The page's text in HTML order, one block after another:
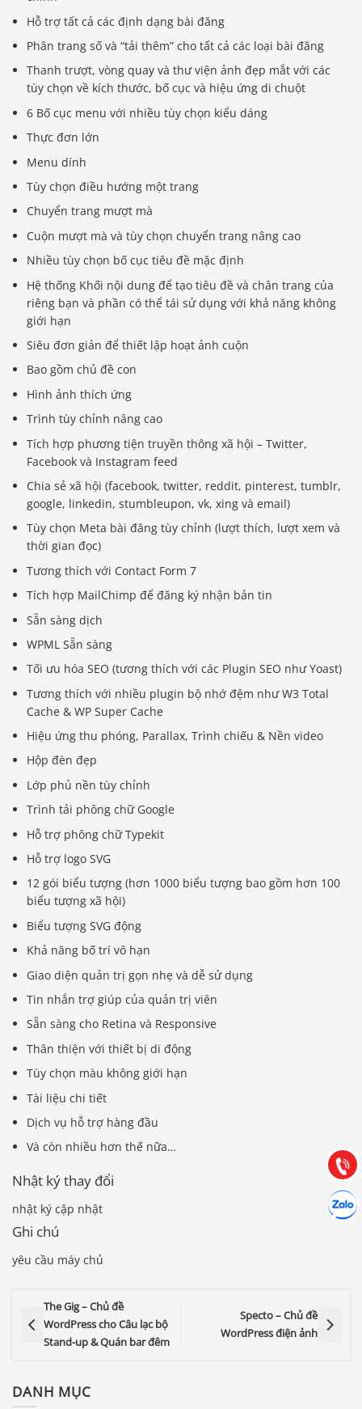
Hỗ trợ tất cả các định dạng bài đăng
Phân trang số và “tải thêm” cho tất cả các loại bài đăng
Thanh trượt, vòng quay và thư viện ảnh đẹp mắt với các
tùy chọn về kích thước, bố cục và hiệu ứng di chuột
6 Bố cục menu với nhiều tùy chọn kiểu dáng
Thực đơn lớn
Menu dính
Tùy chọn điều hướng một trang
Chuyển trang mượt mà
Cuộn mượt mà và tùy chọn chuyển trang nâng cao
Nhiều tùy chọn bố cục tiêu đề mặc định
Hệ thống Khối nội dung để tạo tiêu đề và chân trang của
riêng bạn và phần có thể tái sử dụng với khả năng không
giới hạn
Siêu đơn giản để thiết lập hoạt ảnh cuộn
Bao gồm chủ đề con
Hình ảnh thích ứng
Trình tùy chỉnh nâng cao
Tích hợp phương tiện truyền thông xã hội – Twitter,
Facebook và Instagram feed
Chia sẻ xã hội (facebook, twitter, reddit, pinterest, tumblr,
google, linkedin, stumbleupon, vk, xing và email)
Tùy chọn Meta bài đăng tùy chỉnh (lượt thích, lượt xem và
thời gian đọc)
Tương thích với Contact Form 7
Tích hợp MailChimp để đăng ký nhận bản tin
Sẵn sàng dịch
WPML Sẵn sàng
Tối ưu hóa SEO (tương thích với các Plugin SEO như Yoast)
Tương thích với nhiều plugin bộ nhớ đệm như W3 Total
Cache & WP Super Cache
Hiệu ứng thu phóng, Parallax, Trình chiếu & Nền video
Hộp đèn đẹp
Lớp phủ nền tùy chỉnh
Trình tải phông chữ Google
Hỗ trợ phông chữ Typekit
Hỗ trợ logo SVG
12 gói biểu tượng (hơn 1000 biểu tượng bao gồm hơn 100
biểu tượng xã hội)
Biểu tượng SVG động
Khả năng bố trí vô hạn
Giao diện quản trị gọn nhẹ và dễ sử dụng
Tin nhắn trợ giúp của quản trị viên
Sẵn sàng cho Retina và Responsive
Thân thiện với thiết bị di động
Tùy chọn màu không giới hạn
Tài liệu chi tiết
Dịch vụ hỗ trợ hàng đầu
Và còn nhiều hơn thế nữa…
Nhật ký thay đổi
nhật ký cập nhật
Ghi chú
yêu cầu máy chủ
The Gig – Chủ đề
WordPress cho Câu lạc bộ
Stand-up & Quán bar đêm
Specto – Chủ đề
WordPress điện ảnh
DANH MỤC
Gọi
(028) 22.166.144
Chát